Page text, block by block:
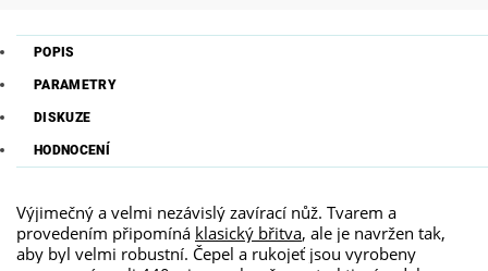
POPIS
PARAMETRY
DISKUZE
HODNOCENÍ
Výjimečný a velmi nezávislý zavírací nůž. Tvarem a
provedením připomíná klasický břitva, ale je navržen tak,
aby byl velmi robustní. Čepel a rukojeť jsou vyrobeny